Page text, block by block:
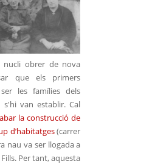
nucli obrer de nova
que els primers
les famílies dels
s'hi van establir.Cal
la construcció de
d’habitatges(carrer
nau va ser llogada a
Per tant, aquesta